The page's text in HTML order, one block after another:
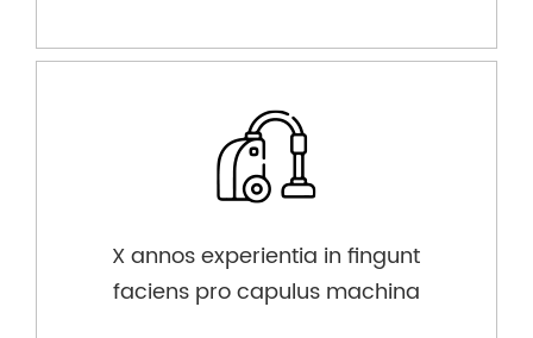
X annos experientia in fingunt
faciens pro capulus machina